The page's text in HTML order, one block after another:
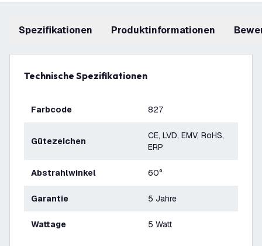
Spezifikationen Produktinformationen
Technische Spezifikationen
Farbcode 827
Gütezeichen
CE, LVD, EMV, RoHS,
ERP
Abstrahlwinkel 60°
Garantie 5 Jahre
Wattage 5 Watt